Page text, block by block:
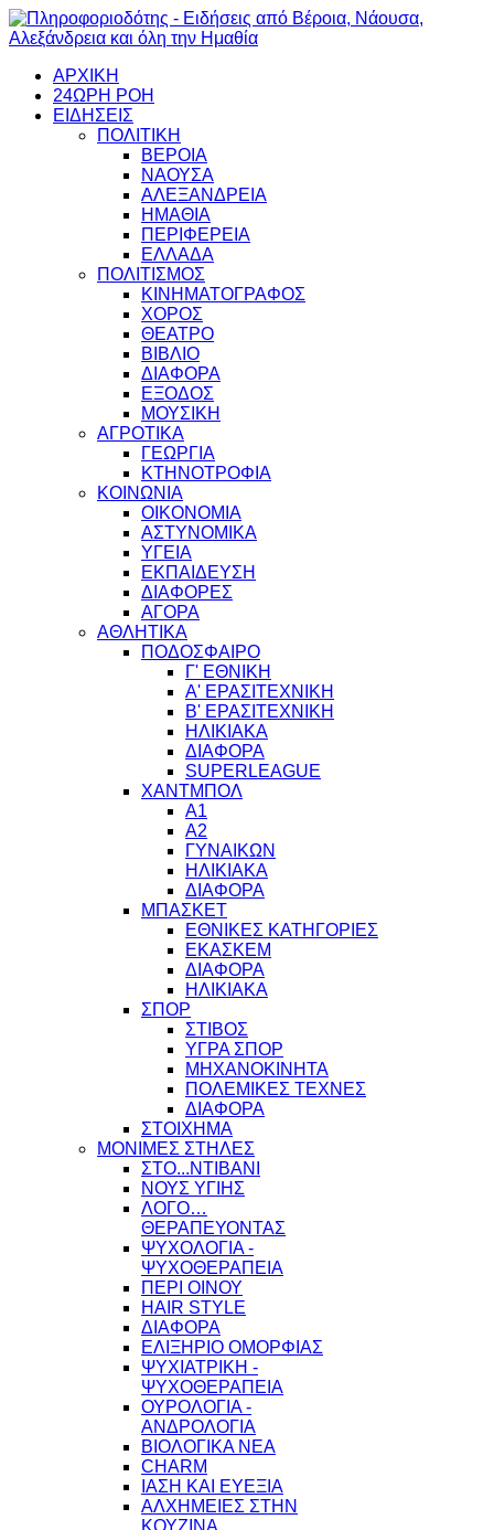
ΑΡΧΙΚΗ
24ΩΡΗ ΡΟΗ
ΕΙΔΗΣΕΙΣ
ΠΟΛΙΤΙΚΗ
ΒΕΡΟΙΑ
ΝΑΟΥΣΑ
ΑΛΕΞΑΝΔΡΕΙΑ
ΗΜΑΘΙΑ
ΠΕΡΙΦΕΡΕΙΑ
ΕΛΛΑΔΑ
ΠΟΛΙΤΙΣΜΟΣ
ΚΙΝΗΜΑΤΟΓΡΑΦΟΣ
ΧΟΡΟΣ
ΘΕΑΤΡΟ
ΒΙΒΛΙΟ
ΔΙΑΦΟΡΑ
ΕΞΟΔΟΣ
ΜΟΥΣΙΚΗ
ΑΓΡΟΤΙΚΑ
ΓΕΩΡΓΙΑ
ΚΤΗΝΟΤΡΟΦΙΑ
ΚΟΙΝΩΝΙΑ
ΟΙΚΟΝΟΜΙΑ
ΑΣΤΥΝΟΜΙΚΑ
ΥΓΕΙΑ
ΕΚΠΑΙΔΕΥΣΗ
ΔΙΑΦΟΡΕΣ
ΑΓΟΡΑ
ΑΘΛΗΤΙΚΑ
ΠΟΔΟΣΦΑΙΡΟ
Γ' ΕΘΝΙΚΗ
Α' ΕΡΑΣΙΤΕΧΝΙΚΗ
Β' ΕΡΑΣΙΤΕΧΝΙΚΗ
ΗΛΙΚΙΑΚΑ
ΔΙΑΦΟΡΑ
SUPERLEAGUE
ΧΑΝΤΜΠΟΛ
Α1
Α2
ΓΥΝΑΙΚΩΝ
ΗΛΙΚΙΑΚΑ
ΔΙΑΦΟΡΑ
ΜΠΑΣΚΕΤ
ΕΘΝΙΚΕΣ ΚΑΤΗΓΟΡΙΕΣ
ΕΚΑΣΚΕΜ
ΔΙΑΦΟΡΑ
ΗΛΙΚΙΑΚΑ
ΣΠΟΡ
ΣΤΙΒΟΣ
ΥΓΡΑ ΣΠΟΡ
ΜΗΧΑΝΟΚΙΝΗΤΑ
ΠΟΛΕΜΙΚΕΣ ΤΕΧΝΕΣ
ΔΙΑΦΟΡΑ
ΣΤΟΙΧΗΜΑ
ΜΟΝΙΜΕΣ ΣΤΗΛΕΣ
ΣΤΟ...ΝΤΙΒΑΝΙ
ΝΟΥΣ ΥΓΙΗΣ
ΛΟΓΟ…
ΘΕΡΑΠΕΥΟΝΤΑΣ
ΨΥΧΟΛΟΓΙΑ -
ΨΥΧΟΘΕΡΑΠΕΙΑ
ΠΕΡΙ ΟΙΝΟΥ
HAIR STYLE
ΔΙΑΦΟΡΑ
ΕΛΙΞΗΡΙΟ ΟΜΟΡΦΙΑΣ
ΨΥΧΙΑΤΡΙΚΗ -
ΨΥΧΟΘΕΡΑΠΕΙΑ
ΟΥΡΟΛΟΓΙΑ -
ΑΝΔΡΟΛΟΓΙΑ
ΒΙΟΛΟΓΙΚΑ ΝΕΑ
CHARM
ΙΑΣΗ ΚΑΙ ΕΥΕΞΙΑ
ΑΛΧΗΜΕΙΕΣ ΣΤΗΝ
ΚΟΥΖΙΝΑ